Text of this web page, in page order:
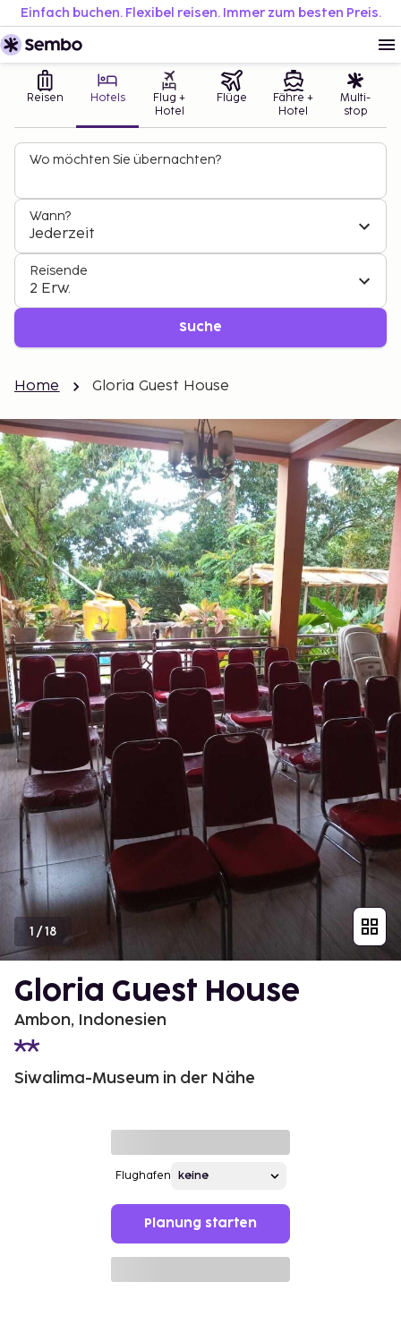
Einfach buchen. Flexibel reisen. Immer zum besten Preis.
Reisen Hotels
Flug +
Hotel
Flüge
Fähre +
Hotel
Multi-
stop
Wo möchten Sie übernachten?
Wann?
Jederzeit
Reisende
2 Erw.
Suche
Home Gloria Guest House
1 /18
Gloria Guest House
Ambon, Indonesien
Siwalima-Museum in der Nähe
Flughafen
Planung starten